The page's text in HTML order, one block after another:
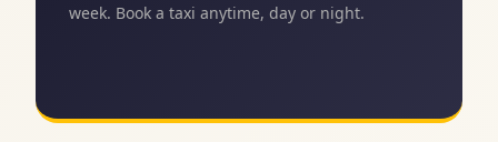
week. Book a taxi anytime, day or night.